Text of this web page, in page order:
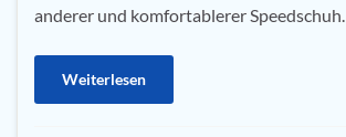
anderer und komfortablerer Speedschuh.
Weiterlesen